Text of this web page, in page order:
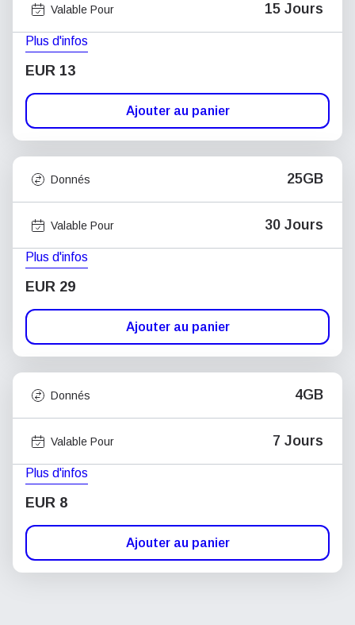
Valable Pour 15 Jours
Plus d'infos
EUR 13
Ajouter au panier
Donnés 25GB
Valable Pour 30 Jours
Plus d'infos
EUR 29
Ajouter au panier
Donnés 4GB
Valable Pour 7 Jours
Plus d'infos
EUR 8
Ajouter au panier